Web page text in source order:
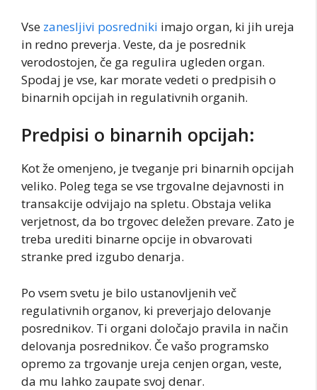
Vse zanesljivi posredniki imajo organ, ki jih ureja
in redno preverja. Veste, da je posrednik
verodostojen, če ga regulira ugleden organ.
Spodaj je vse, kar morate vedeti o predpisih o
binarnih opcijah in regulativnih organih.
Predpisi o binarnih opcijah:
Kot že omenjeno, je tveganje pri binarnih opcijah
veliko. Poleg tega se vse trgovalne dejavnosti in
transakcije odvijajo na spletu. Obstaja velika
verjetnost, da bo trgovec deležen prevare. Zato je
treba urediti binarne opcije in obvarovati
stranke pred izgubo denarja.
Po vsem svetu je bilo ustanovljenih več
regulativnih organov, ki preverjajo delovanje
posrednikov. Ti organi določajo pravila in način
delovanja posrednikov. Če vašo programsko
opremo za trgovanje ureja cenjen organ, veste,
da mu lahko zaupate svoj denar.